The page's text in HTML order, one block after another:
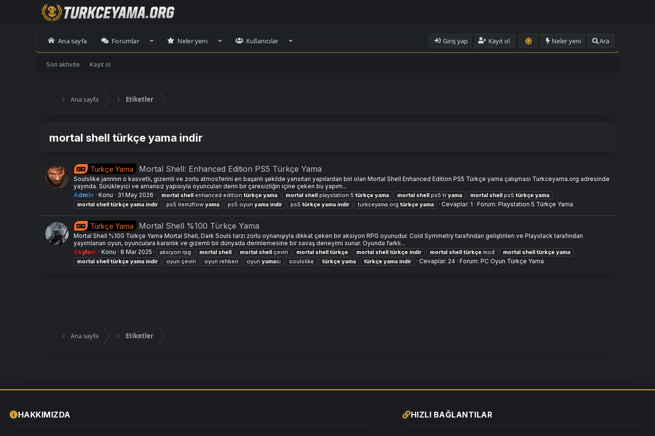
Ana sayfa Forumlar Neler yeni Kullanıcılar Giriş yap Kayıt ol Neler yeni Ara
Son aktivite Kayıt ol
Ana sayfa Etiketler
mortal shell türkçe yama indir
Türkçe Yama Mortal Shell: Enhanced Edition PS5 Türkçe Yama
Soulslike janrının o kasvetli, gizemli ve zorlu atmosferini en başarılı şekilde yansıtan yapılardan biri olan Mortal Shell Enhanced Edition PS5 Türkçe yama çalışması Turkceyama.org adresinde
yayında. Sürükleyici ve amansız yapısıyla oyuncuları derin bir çaresizliğin içine çeken bu yapım...
Admin
Konu 31 May 2026 mortal shell enhanced edition türkçe yama mortal shell playstation 5 türkçe yama mortal shell ps5 tr yama mortal shell ps5 türkçe yama
mortal shell türkçe yama indir ps5 itemzflow yama ps5 oyun yama indir ps5 türkçe yama indir turkceyama org türkçe yama Cevaplar: 1 Forum: Playstation 5 Türkçe Yama
Türkçe Yama Mortal Shell %100 Türkçe Yama
Mortal Shell %100 Türkçe Yama Mortal Shell, Dark Souls tarzı zorlu oynanışıyla dikkat çeken bir aksiyon RPG oyunudur. Cold Symmetry tarafından geliştirilen ve Playstack tarafından
yayımlanan oyun, oyunculara karanlık ve gizemli bir dünyada derinlemesine bir savaş deneyimi sunar. Oyunda farklı...
Asylum
Konu 8 Mar 2025 aksiyon rpg mortal shell mortal shell çeviri mortal shell türkçe mortal shell türkçe indir mortal shell türkçe mod mortal shell türkçe yama
mortal shell türkçe yama indir oyun çeviri oyun rehberi oyun yaması soulslike türkçe yama türkçe yama indir Cevaplar: 24 Forum: PC Oyun Türkçe Yama
Ana sayfa Etiketler
HAKKIMIZDA HIZLI BAĞLANTILAR